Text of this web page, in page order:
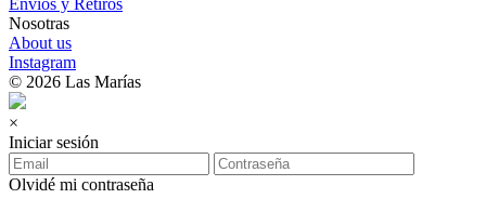
Envíos y Retiros
Nosotras
About us
Instagram
© 2026 Las Marías
×
Iniciar sesión
Olvidé mi contraseña